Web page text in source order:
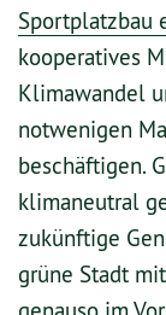
Sportplatzbau
kooperatives
Klimawandel
notwenigen
beschäftigen.
klimaneutral
zukünftige
grüne Stadt